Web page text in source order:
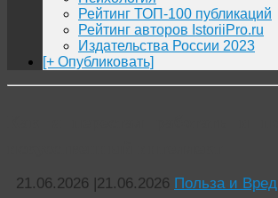
Рейтинг ТОП-100 публикаций
Рейтинг авторов IstoriiPro.ru
Издательства России 2023
[+ Опубликовать]
21.06.2026 |21.06.2026 Польза и Вред